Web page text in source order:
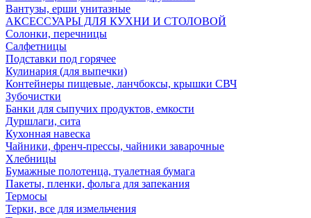
Вантузы, ерши унитазные
АКСЕССУАРЫ ДЛЯ КУХНИ И СТОЛОВОЙ
Солонки, перечницы
Салфетницы
Подставки под горячее
Кулинария (для выпечки)
Контейнеры пищевые, ланчбоксы, крышки СВЧ
Зубочистки
Банки для сыпучих продуктов, емкости
Дуршлаги, сита
Кухонная навеска
Чайники, френч-прессы, чайники заварочные
Хлебницы
Бумажные полотенца, туалетная бумага
Пакеты, пленки, фольга для запекания
Термосы
Терки, все для измельчения